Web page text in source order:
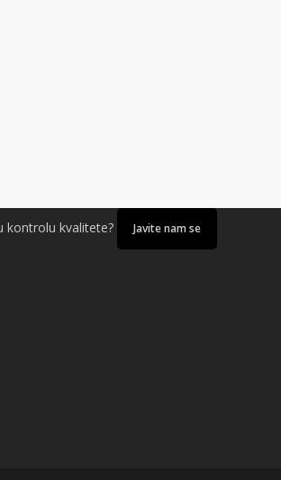
kontrolu kvalitete? Javite nam se